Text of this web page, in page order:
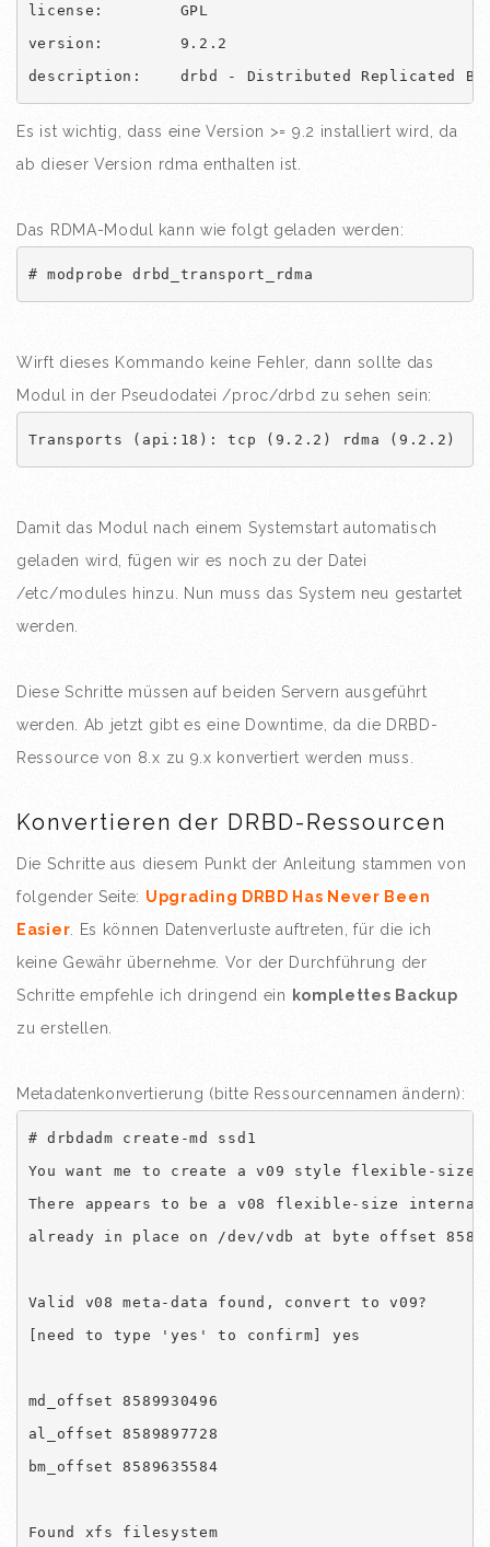
license:        GPL
version:        9.2.2
description:    drbd - Distributed Replicated
Es ist wichtig, dass eine Version >= 9.2 installiert wird, da
ab dieser Version rdma enthalten ist.
Das RDMA-Modul kann wie folgt geladen werden:
# modprobe drbd_transport_rdma
Wirft dieses Kommando keine Fehler, dann sollte das
Modul in der Pseudodatei /proc/drbd zu sehen sein:
Transports (api:18): tcp (9.2.2) rdma (9.2.2)
Damit das Modul nach einem Systemstart automatisch
geladen wird, fügen wir es noch zu der Datei
/etc/modules hinzu. Nun muss das System neu gestartet
werden.
Diese Schritte müssen auf beiden Servern ausgeführt
werden. Ab jetzt gibt es eine Downtime, da die DRBD-
Ressource von 8.x zu 9.x konvertiert werden muss.
Konvertieren der DRBD-Ressourcen
Die Schritte aus diesem Punkt der Anleitung stammen von
folgender Seite: Upgrading DRBD Has Never Been
Easier . Es können Datenverluste auftreten, für die ich
keine Gewähr übernehme. Vor der Durchführung der
Schritte empfehle ich dringend ein
komplettes Backup
zu erstellen.
Metadatenkonvertierung (bitte Ressourcennamen ändern):
# drbdadm create-md ssd1
You want me to create a v09 style flexible-size
There appears to be a v08 flexible-size internal
already in place on /dev/vdb at byte offset
Valid v08 meta-data found, convert to v09?
[need to type 'yes' to confirm] yes
md_offset 8589930496
al_offset 8589897728
bm_offset 8589635584
Found xfs filesystem